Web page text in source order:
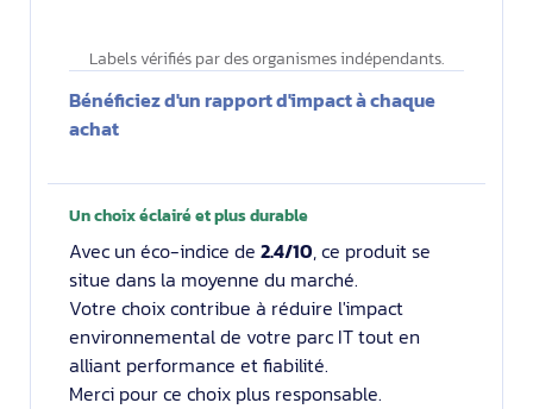
Labels vérifiés par des organismes indépendants.
Bénéficiez d'un rapport d'impact à chaque
achat
Un choix éclairé et plus durable
Avec un éco-indice de 2.4/10, ce produit se
situe dans la moyenne du marché.
Votre choix contribue à réduire l'impact
environnemental de votre parc IT tout en
alliant performance et fiabilité.
Merci pour ce choix plus responsable.